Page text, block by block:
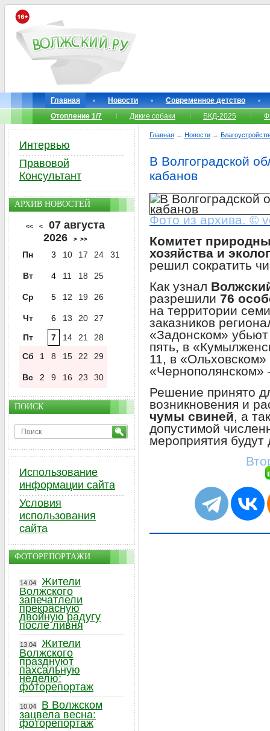
Главная Новости
Современное детство
Отопление 1/7
Дикие собаки БКД-2025
Главная → Новости →
В Волгоградской
кабанов
Фото из архива. ©
Комитет
хозяйства и
решил сократить
Как узнал
разрешили 76
на территории
заказников
«Задонском»
пять, в
11, в
«Чернополянском»
Решение принято
возникновения и
чумы свиней, а
допустимой
мероприятия будут
Интервью
Правовой
Консультант
АРХИВ НОВОСТЕЙ
<< <
07 августа
2026
> >>
Пн 3 10 17 24 31
Вт 4 11 18 25
Ср 5 12 19 26
Чт 6 13 20
27
Пт
7 14 21
28
Сб
1 8 15 22 29
Вс 2 9 16 23 30
ПОИСК
Использование
информации сайта
Условия
использования
сайта
ФОТОРЕПОРТАЖИ
14.04
Жители
Волжского
запечатлели
прекрасную
двойную радугу
после ливня
13.04
Жители
Волжского
празднуют
пахсальную
неделю:
фоторепортаж
10.04
В Волжском
зацвела весна:
фоторепортаж